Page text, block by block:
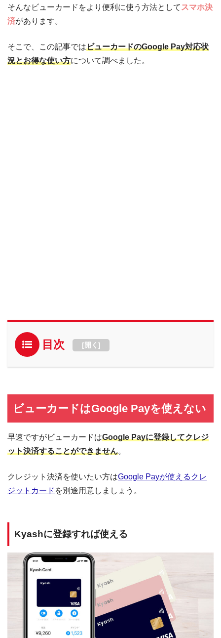
そんなビューカードをより便利に使う方法として スマホ決
済があります。
そこで、この記事ではビューカードのGoogle Pay対応状
況とお得な使い方について調べました。
目次 [開く ]
ビューカードはGoogle Payを使えない
早速ですがビューカードはGoogle Payに登録してクレジ
ット決済することができません。
クレジット決済を使いたい方はGoogle Payが使えるクレ
ジットカード を別途用意しましょう。
Kyashに登録すれば使える